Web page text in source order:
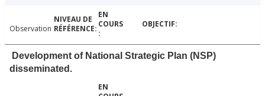
Observation
Development of National Strategic Plan (NSP)
disseminated.